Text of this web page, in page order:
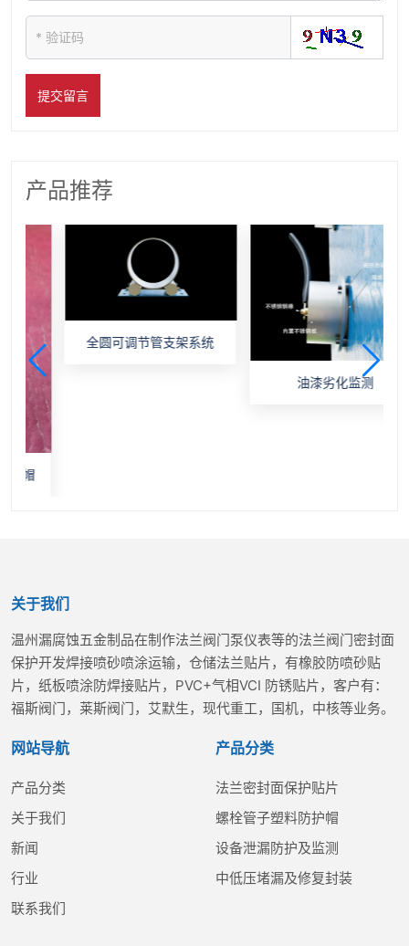
提交留言
产品推荐
全圆可调节管支架系统
油漆劣化监测
关于我们
温州漏腐蚀五金制品在制作法兰阀门泵仪表等的法兰阀门密封面
保护开发焊接喷砂喷涂运输，仓储法兰贴片，有橡胶防喷砂贴
片，纸板喷涂防焊接贴片，PVC+气相VCI 防锈贴片，客户有：
福斯阀门，莱斯阀门，艾默生，现代重工，国机，中核等业务。
网站导航
产品分类
关于我们
新闻
行业
联系我们
产品分类
法兰密封面保护贴片
螺栓管子塑料防护帽
设备泄漏防护及监测
中低压堵漏及修复封装